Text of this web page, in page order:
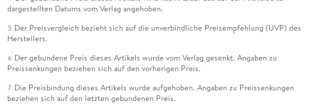
dargestellten Datums vom Verlag angehoben.
5 Der Preisvergleich bezieht sich auf die unverbindliche Preisempfehlung (UVP) des
Herstellers.
6 Der gebundene Preis dieses Artikels wurde vom Verlag gesenkt. Angaben zu
Preissenkungen beziehen sich auf den vorherigen Preis.
7 Die Preisbindung dieses Artikels wurde aufgehoben. Angaben zu Preissenkungen
beziehen sich auf den letzten gebundenen Preis.